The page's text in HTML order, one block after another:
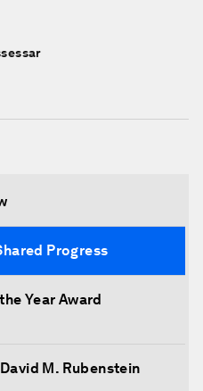
Progress
Year Award
M. Rubenstein